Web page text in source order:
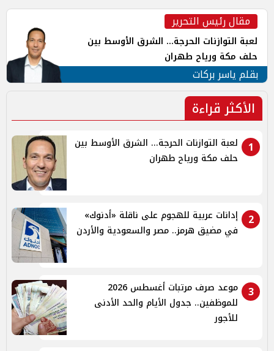
مقال رئيس التحرير
لعبة التوازنات الحرجة... الشرق الأوسط بين
حلف مكة ورياح طهران
بقلم ياسر بركات
الأكثر قراءة
1
لعبة التوازنات الحرجة... الشرق الأوسط بين
حلف مكة ورياح طهران
2
إدانات عربية للهجوم على ناقلة «أدنوك»
في مضيق هرمز.. مصر والسعودية والأردن
3
موعد صرف مرتبات أغسطس 2026
للموظفين.. جدول الأيام والحد الأدنى
للأجور